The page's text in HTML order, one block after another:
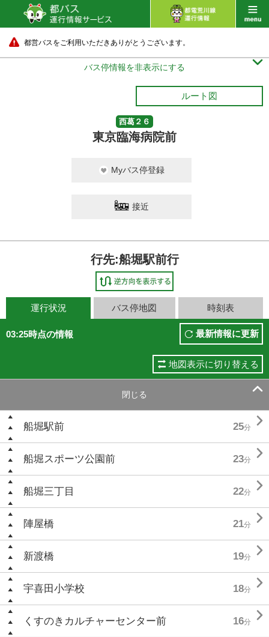
都営バスをご利用いただきありがとうございます。
バス停情報を非表示にする 
ルート図
西葛２６
東京臨海病院前
Myバス停登録
接近
行先:船堀駅前行
運行状況 バス停地図 時刻表
03:25時点の情報 最新情報に更新
地図表示に切り替える
閉じる 
船堀駅前 25分 
船堀スポーツ公園前 23分 
船堀三丁目 22分 
陣屋橋 21分 
新渡橋 19分 
宇喜田小学校 18分 
くすのきカルチャーセンター前 16分 